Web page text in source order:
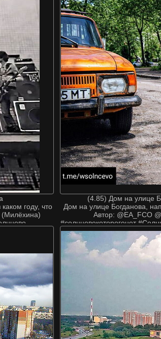
году, что
(Милёхина)
(4.85) Дом на улице
Дом на улице Богданова,
Автор: @EA_FCO
#солнцевокоторогонет